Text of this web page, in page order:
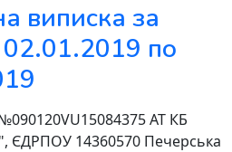
виписка за
02.01.2019 по
АТ КБ
ЄДРПОУ 14360570 Печерська